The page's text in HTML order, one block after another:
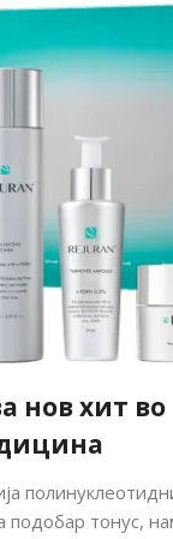
нов хит во
подобар тонус,